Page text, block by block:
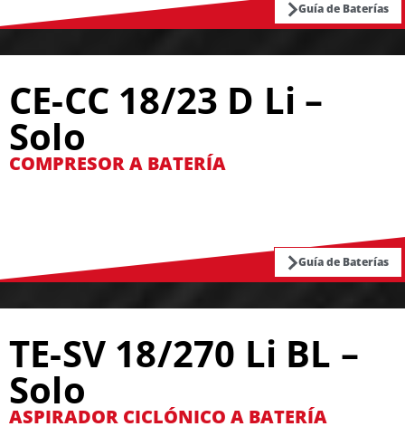
Guía de Baterías
CE-CC 18/23 D Li –
Solo
COMPRESOR A BATERÍA
Guía de Baterías
TE-SV 18/270 Li BL –
Solo
ASPIRADOR CICLÓNICO A BATERÍA